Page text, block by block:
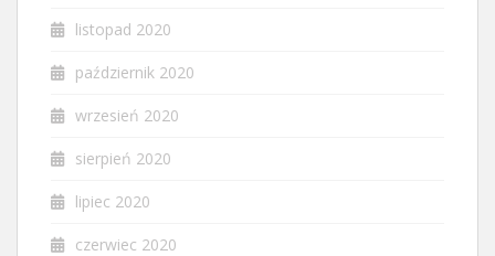
listopad 2020
październik 2020
wrzesień 2020
sierpień 2020
lipiec 2020
czerwiec 2020